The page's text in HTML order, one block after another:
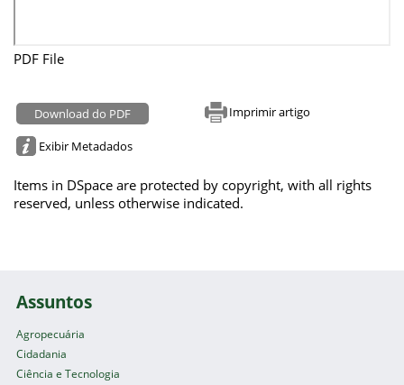
PDF File
Download do PDF Imprimir artigo
Exibir Metadados
Items in DSpace are protected by copyright, with all rights
reserved, unless otherwise indicated.
Assuntos
Agropecuária
Cidadania
Ciência e Tecnologia